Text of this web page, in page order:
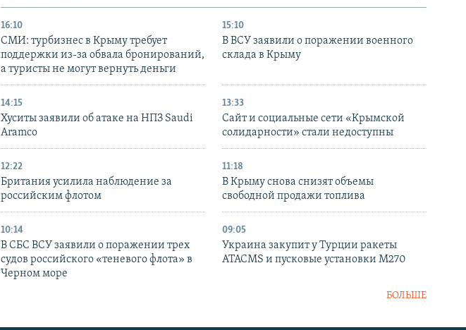
16:10
СМИ: турбизнес в Крыму требует
поддержки из-за обвала бронирований,
а туристы не могут вернуть деньги
15:10
В ВСУ заявили о поражении военного
склада в Крыму
14:15
Хуситы заявили об атаке на НПЗ Saudi
Aramco
13:33
Сайт и социальные сети «Крымской
солидарности» стали недоступны
12:22
Британия усилила наблюдение за
российским флотом
11:18
В Крыму снова снизят объемы
свободной продажи топлива
10:14
В СБС ВСУ заявили о поражении трех
судов российского «теневого флота» в
Черном море
09:05
Украина закупит у Турции ракеты
ATACMS и пусковые установки M270
БОЛЬШЕ